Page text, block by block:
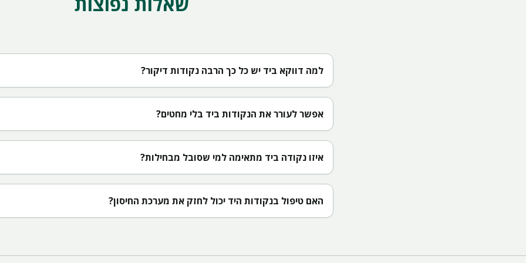
למה דווקא ביד יש כל כך הרבה נקודות דיקור?
אפשר לעורר את הנקודות ביד בלי מחטים?
איזו נקודה ביד מתאימה למי שסובל מבחילות?
האם טיפול בנקודות היד יכול לחזק את מערכת החיסון?